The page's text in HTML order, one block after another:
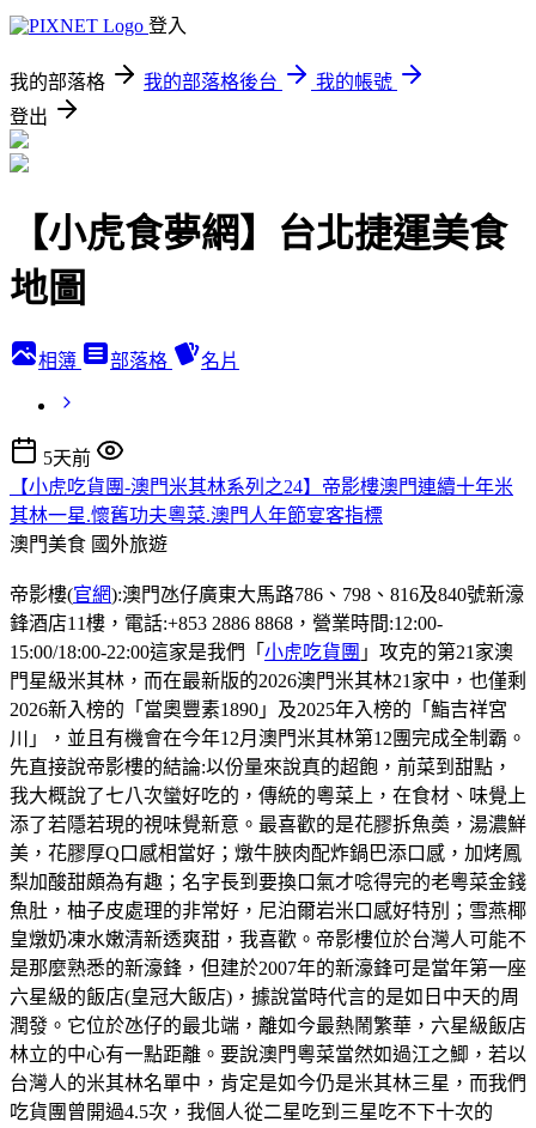
登入
我的部落格 我的部落格後台
我的帳號
登出
【小虎食夢網】台北捷運美食
地圖
相簿 部落格 名片
5天前
【小虎吃貨團-澳門米其林系列之24】帝影樓澳門連續十年米
其林一星.懷舊功夫粵菜.澳門人年節宴客指標
澳門美食 國外旅遊
帝影樓(官網):澳門氹仔廣東大馬路786、798、816及840號新濠
鋒酒店11樓，電話:+853 2886 8868，營業時間:12:00-
15:00/18:00-22:00這家是我們「 小虎吃貨團 」攻克的第21家澳
門星級米其林，而在最新版的2026澳門米其林21家中，也僅剩
2026新入榜的「當奧豐素1890」及2025年入榜的「鮨吉祥宮
川」，並且有機會在今年12月澳門米其林第12團完成全制霸。
先直接說帝影樓的結論:以份量來說真的超飽，前菜到甜點，
我大概說了七八次蠻好吃的，傳統的粵菜上，在食材、味覺上
添了若隱若現的視味覺新意。最喜歡的是花膠拆魚𡙡，湯濃鮮
美，花膠厚Q口感相當好；燉牛脥肉配炸鍋巴添口感，加烤鳳
梨加酸甜頗為有趣；名字長到要換口氣才唸得完的老粵菜金錢
魚肚，柚子皮處理的非常好，尼泊爾岩米口感好特別；雪燕椰
皇燉奶凍水嫩清新透爽甜，我喜歡。帝影樓位於台灣人可能不
是那麼熟悉的新濠鋒，但建於2007年的新濠鋒可是當年第一座
六星級的飯店(皇冠大飯店)，據說當時代言的是如日中天的周
潤發。它位於氹仔的最北端，離如今最熱鬧繁華，六星級飯店
林立的中心有一點距離。要說澳門粵菜當然如過江之鯽，若以
台灣人的米其林名單中，肯定是如今仍是米其林三星，而我們
吃貨團曾開過4.5次，我個人從二星吃到三星吃不下十次的